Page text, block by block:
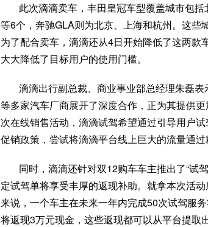
此次滴滴卖车，丰田皇冠车型覆盖城市包
等6个，奔驰GLA则为北京、上海和杭州。这些
为了配合卖车，滴滴还从4日开始降低了这两
大大降低了目标用户的使用门槛。
滴滴出行副总裁、商业事业部总经理朱磊
等多家汽车厂商展开了深度合作，正为其提供
次在线销售活动，滴滴试驾希望通过引导用户
促销政策，尝试将滴滴平台线上巨大的流量通过
同时，滴滴还针对双12购车车主推出了“试
定试驾单将享受丰厚的返现补助。就拿本次活
来说，一个车主在未来一年内完成50次试驾服
将返现3万元现金，这些返现都可以从平台提取